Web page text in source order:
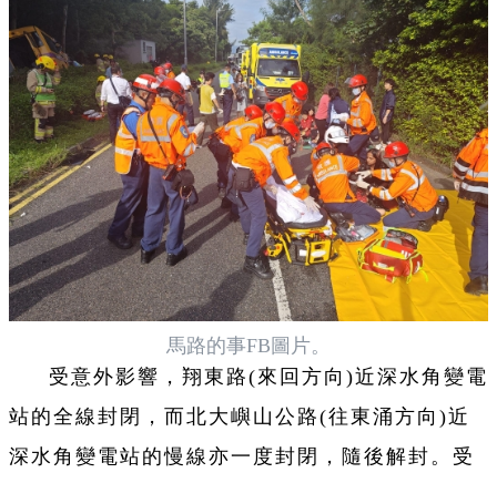
馬路的事FB圖片。
受意外影響，翔東路(來回方向)近深水角變電
站的全線封閉，而北大嶼山公路(往東涌方向)近
深水角變電站的慢線亦一度封閉，隨後解封。受